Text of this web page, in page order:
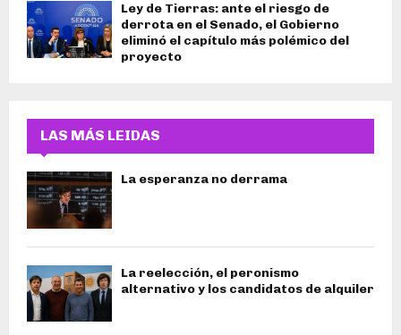
Ley de Tierras: ante el riesgo de
derrota en el Senado, el Gobierno
eliminó el capítulo más polémico del
proyecto
LAS MÁS LEIDAS
La esperanza no derrama
La reelección, el peronismo
alternativo y los candidatos de alquiler